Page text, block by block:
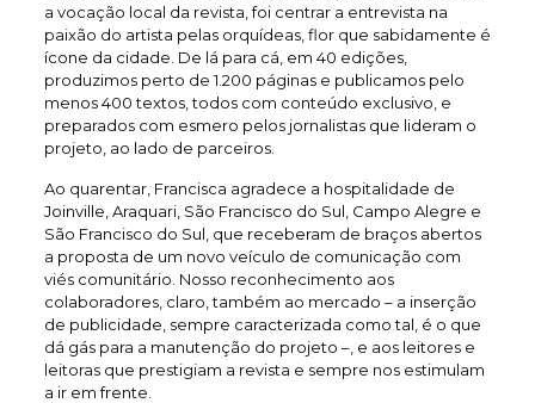
a vocação local da revista, foi centrar a entrevista na
paixão do artista pelas orquídeas, flor que sabidamente é
ícone da cidade. De lá para cá, em 40 edições,
produzimos perto de 1.200 páginas e publicamos pelo
menos 400 textos, todos com conteúdo exclusivo, e
preparados com esmero pelos jornalistas que lideram o
projeto, ao lado de parceiros.
Ao quarentar, Francisca agradece a hospitalidade de
Joinville, Araquari, São Francisco do Sul, Campo Alegre e
São Francisco do Sul, que receberam de braços abertos
a proposta de um novo veículo de comunicação com
viés comunitário. Nosso reconhecimento aos
colaboradores, claro, também ao mercado – a inserção
de publicidade, sempre caracterizada como tal, é o que
dá gás para a manutenção do projeto –, e aos leitores e
leitoras que prestigiam a revista e sempre nos estimulam
a ir em frente.